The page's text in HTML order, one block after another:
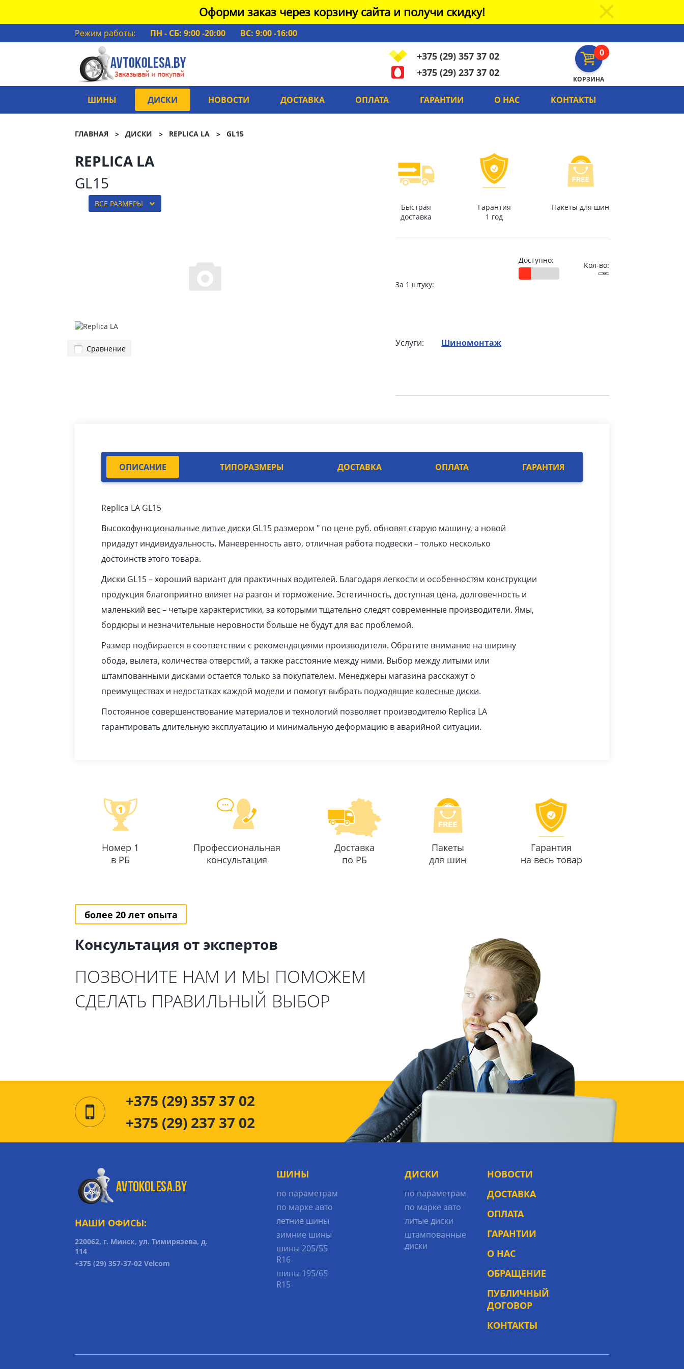
Оформи заказ через корзину сайта и получи скидку!
Режим работы: ПН - СБ: 9:00 -20:00
ВС: 9:00 -16:00
0
КОРЗИНА
+375 (29) 357 37 02
+375 (29) 237 37 02
ШИНЫ ДИСКИ НОВОСТИ ДОСТАВКА ОПЛАТА ГАРАНТИИ О НАС КОНТАКТЫ
ГЛАВНАЯ ДИСКИ REPLICA LA GL15
REPLICA LA
GL15
ВСЕ РАЗМЕРЫ
Сравнение
Быстрая
доставка
Гарантия
1 год
Пакеты для шин
Доступно:
Кол-во:
За 1 штуку:
Услуги: Шиномонтаж
ОПИСАНИЕ ТИПОРАЗМЕРЫ ДОСТАВКА ОПЛАТА ГАРАНТИЯ
Replica LA GL15
Высокофункциональныелитые диски GL15 размером ″ по цене руб. обновят старую машину, а новой
придадут индивидуальность. Маневренность авто, отличная работа подвески – только несколько
достоинств этого товара.
Диски GL15 – хороший вариант для практичных водителей. Благодаря легкости и особенностям конструкции
продукция благоприятно влияет на разгон и торможение. Эстетичность, доступная цена, долговечность и
маленький вес – четыре характеристики, за которыми тщательно следят современные производители. Ямы,
бордюры и незначительные неровности больше не будут для вас проблемой.
Размер подбирается в соответствии с рекомендациями производителя. Обратите внимание на ширину
обода, вылета, количества отверстий, а также расстояние между ними. Выбор между литыми или
штампованными дисками остается только за покупателем. Менеджеры магазина расскажут о
преимуществах и недостатках каждой модели и помогут выбрать подходящие колесные диски.
Постоянное совершенствование материалов и технологий позволяет производителю Replica LA
гарантировать длительную эксплуатацию и минимальную деформацию в аварийной ситуации.
Номер 1
в РБ
Профессиональная
консультация
Доставка
по РБ
Пакеты
для шин
Гарантия
на весь товар
более 20 лет опыта
Консультация от экспертов
ПОЗВОНИТЕ НАМ И МЫ ПОМОЖЕМ
СДЕЛАТЬ ПРАВИЛЬНЫЙ ВЫБОР
+375 (29) 357 37 02
+375 (29) 237 37 02
НАШИ ОФИСЫ:
220062, г. Минск, ул. Тимирязева, д.
114
+375 (29) 357-37-02 Velcom
ШИНЫ
по параметрам
по марке авто
летние шины
зимние шины
шины 205/55
R16
шины 195/65
R15
ДИСКИ
по параметрам
по марке авто
литые диски
штампованные
диски
НОВОСТИ
ДОСТАВКА
ОПЛАТА
ГАРАНТИИ
О НАС
ОБРАЩЕНИЕ
ПУБЛИЧНЫЙ
ДОГОВОР
КОНТАКТЫ